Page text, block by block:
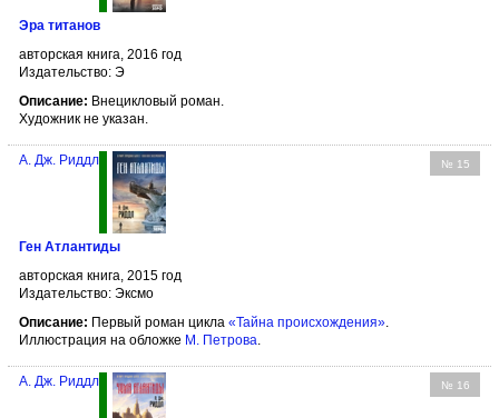
Эра титанов
авторская книга, 2016 год
Издательство: Э
Описание: Внецикловый роман.
Художник не указан.
№ 15
А. Дж. Риддл
Ген Атлантиды
авторская книга, 2015 год
Издательство: Эксмо
Описание: Первый роман цикла «Тайна происхождения».
Иллюстрация на обложке М. Петрова.
№ 16
А. Дж. Риддл